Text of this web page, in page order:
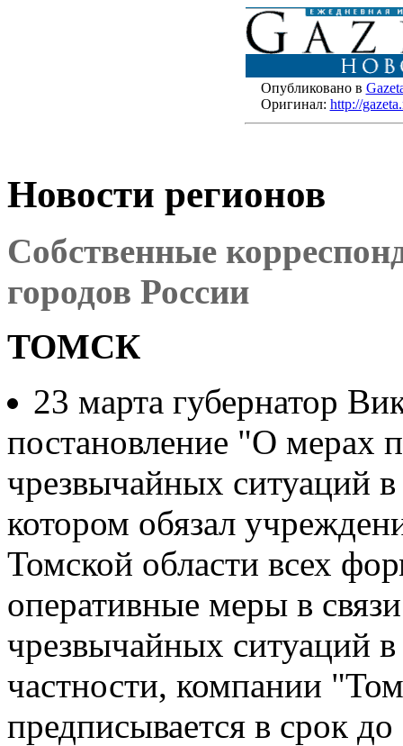
Опубликовано в
Оригинал: http://
Новости регионов
Собственные
городов России
ТОМСК
23 марта губернатор
постановление "О мерах
чрезвычайных ситуаций
котором обязал
Томской области всех
оперативные меры в
чрезвычайных ситуаций
частности, компании
предписывается в срок до